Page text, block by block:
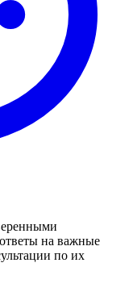
на важные
по их